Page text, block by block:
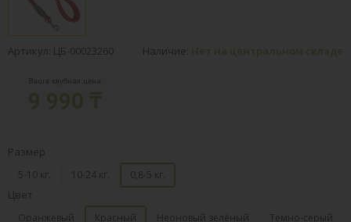
Артикул: ЦБ-00023260 Наличие: Нет на центральном складе
Ваша клубная цена:
Размер
5-10 кг. 10-24 кг. 0,8-5 кг.
Цвет
Оранжевый Красный Неоновый зелёный
Темно-серый